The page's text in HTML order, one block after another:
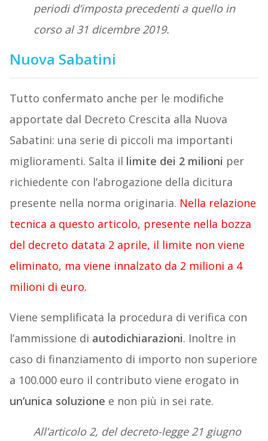
periodi d’imposta precedenti a quello in
corso al 31 dicembre 2019.
Nuova Sabatini
Tutto confermato anche per le modifiche
apportate dal Decreto Crescita alla Nuova
Sabatini: una serie di piccoli ma importanti
miglioramenti. Salta il limite dei 2 milioni per
richiedente con l’abrogazione della dicitura
presente nella norma originaria. Nella relazione
tecnica a questo articolo, presente nella bozza
del decreto datata 2 aprile, il limite non viene
eliminato, ma viene innalzato da 2 milioni a 4
milioni di euro.
Viene semplificata la procedura di verifica con
l’ammissione di autodichiarazioni. Inoltre in
caso di finanziamento di importo non superiore
a 100.000 euro il contributo viene erogato in
un’unica soluzione e non più in sei rate.
All’articolo 2, del decreto-legge 21 giugno